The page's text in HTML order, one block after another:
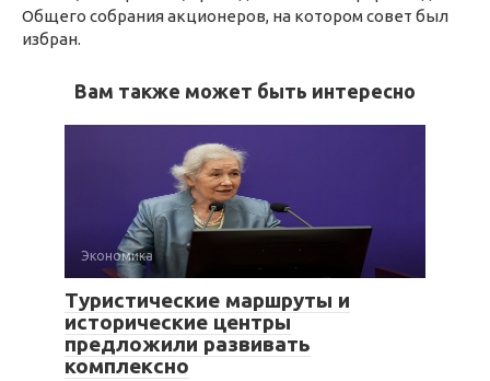
Общего собрания акционеров, на котором совет был
избран.
Вам также может быть интересно
Экономика
Туристические маршруты и
исторические центры
предложили развивать
комплексно